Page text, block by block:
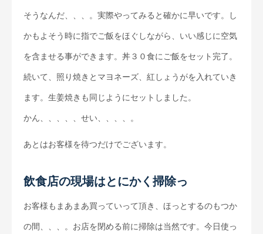
そうなんだ、、、。実際やってみると確かに早いです。し
かもよそう時に指でご飯をほぐしながら、いい感じに空気
を含ませる事ができます。丼３０食にご飯をセット完了。
続いて、照り焼きとマヨネーズ、紅しょうがを入れていき
ます。生姜焼きも同じようにセットしました。
かん、、、、、せい、、、、。
あとはお客様を待つだけでございます。
飲食店の現場はとにかく掃除っ
お客様もまあまあ買っていって頂き、ほっとするのもつか
の間、、、。お店を閉める前に掃除は当然です。今日使っ